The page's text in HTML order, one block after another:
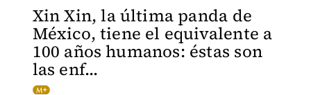
Xin Xin, la última panda de
México, tiene el equivalente a
100 años humanos: éstas son
las enf...